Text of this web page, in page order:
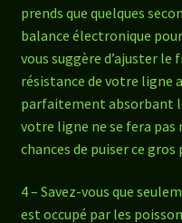
prends que quelques
balance électronique
vous suggère d’ajuster le
résistance de votre ligne
parfaitement absorbant
votre ligne ne se fera pas
chances de puiser ce gros
4 – Savez-vous que
est occupé par les